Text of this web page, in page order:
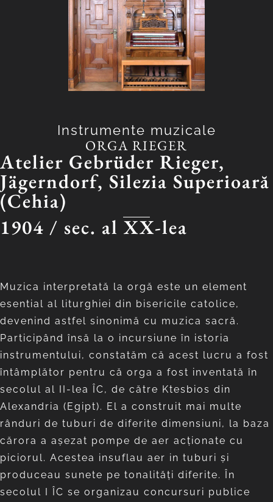
Instrumente muzicale
ORGA RIEGER
Atelier Gebrüder Rieger,
Jägerndorf, Silezia Superioară
(Cehia)
1904 / sec. al XX-lea
Muzica interpretată la orgă este un element
esential al liturghiei din bisericile catolice,
devenind astfel sinonimă cu muzica sacră.
Participând însă la o incursiune în istoria
instrumentului, constatăm că acest lucru a fost
întâmplător pentru că orga a fost inventată în
secolul al II-lea ÎC, de către Ktesbios din
Alexandria (Egipt). El a construit mai multe
rânduri de tuburi de diferite dimensiuni, la baza
cărora a aşezat pompe de aer acţionate cu
piciorul. Acestea insuflau aer in tuburi şi
produceau sunete pe tonalităţi diferite. În
secolul I ÎC se organizau concursuri publice